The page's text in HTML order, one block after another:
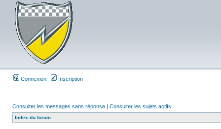
Connexion Inscription
Consulter les messages sans réponse | Consulter les sujets actifs
Index du forum